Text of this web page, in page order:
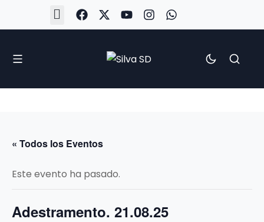
« Todos los Eventos
Este evento ha pasado.
Adestramento. 21.08.25